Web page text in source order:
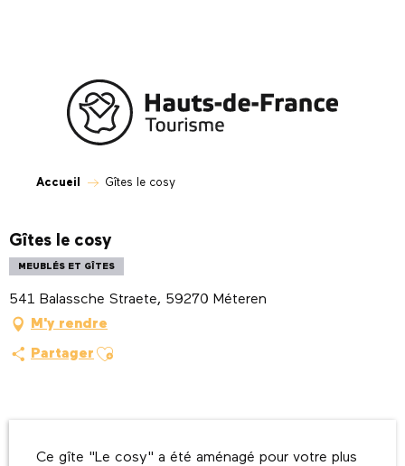
Accueil Gîtes le cosy
Gîtes le cosy
MEUBLÉS ET GÎTES
541 Balassche Straete, 59270 Méteren
M'y rendre
Partager Ajouter aux favoris
Ce gîte "Le cosy" a été aménagé pour votre plus